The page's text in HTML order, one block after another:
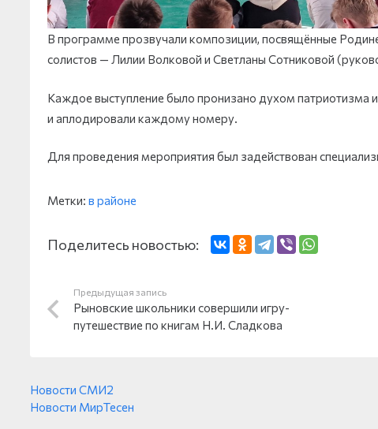
В программе прозвучали композиции, посвящённые
солистов — Лилии Волковой и Светланы Сотниковой
Каждое выступление было пронизано духом патриотизма
и аплодировали каждому номеру.
Для проведения мероприятия был задействован
Метки: в районе
Поделитесь новостью:
Предыдущая запись
Рыновские школьники совершили игру-
путешествие по книгам Н.И. Сладкова
Новости СМИ2
Новости МирТесен